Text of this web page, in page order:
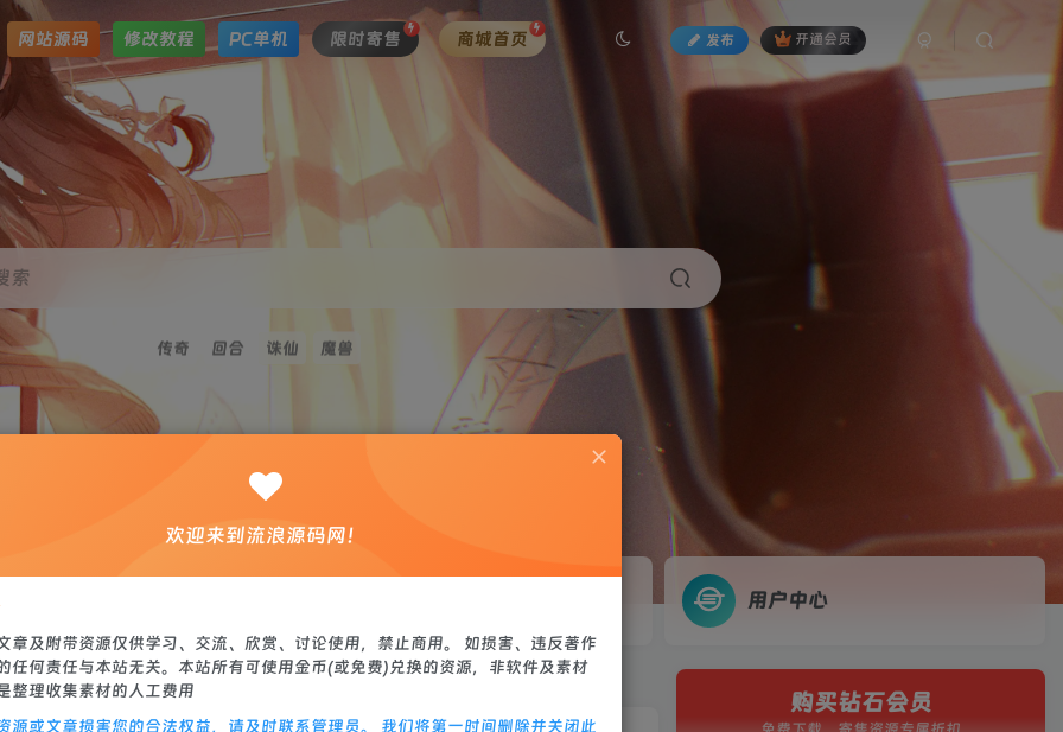
发布 开通会员
网站源码 修改教程 PC单机 限时寄售 商城首页
索
传奇 回合 诛仙 魔兽
码 用户中心
购买钻石会员
欢迎来到流浪源码网！
章及附带资源仅供学习、交流、欣赏、讨论使用，禁止商用。 如损害、违反著作
任何责任与本站无关。本站所有可使用金币(或免费)兑换的资源，非软件及素材
整理收集素材的人工费用
源或文章损害您的合法权益，请及时联系管理员。 我们将第一时间删除并关闭此